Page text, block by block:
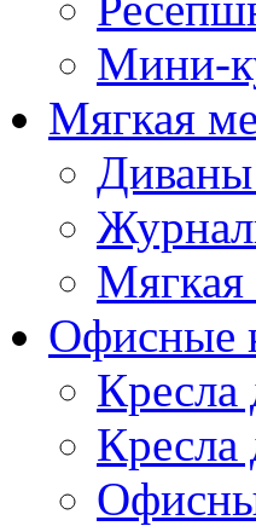
Мини-
Мягкая
Диваны
Мягкая
Офисные
Кресла
Кресла